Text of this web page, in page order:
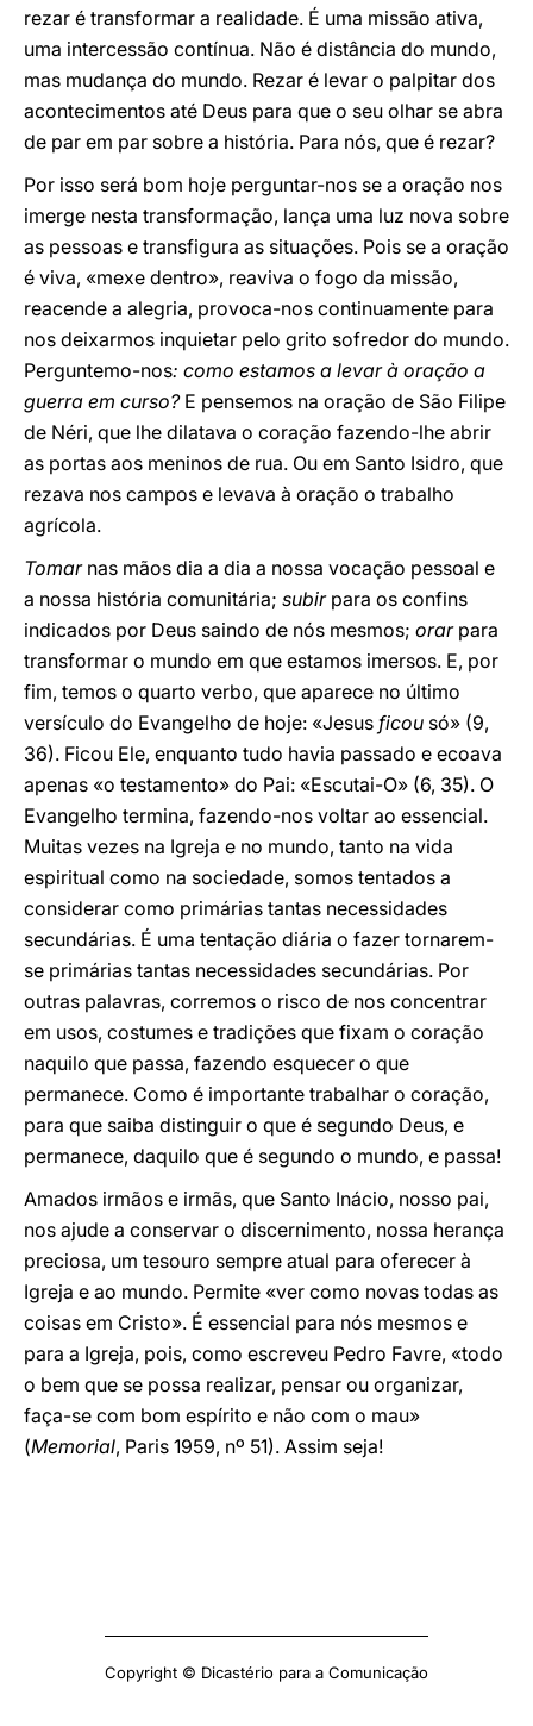
rezar é transformar a realidade. É uma missão ativa,
uma intercessão contínua. Não é distância do mundo,
mas mudança do mundo. Rezar é levar o palpitar dos
acontecimentos até Deus para que o seu olhar se abra
de par em par sobre a história. Para nós, que é rezar?
Por isso será bom hoje perguntar-nos se a oração nos
imerge nesta transformação, lança uma luz nova sobre
as pessoas e transfigura as situações. Pois se a oração
é viva, «mexe dentro», reaviva o fogo da missão,
reacende a alegria, provoca-nos continuamente para
nos deixarmos inquietar pelo grito sofredor do mundo.
Perguntemo-nos: como estamos a levar à oração a
guerra em curso?E pensemos na oração de São Filipe
de Néri, que lhe dilatava o coração fazendo-lhe abrir
as portas aos meninos de rua. Ou em Santo Isidro, que
rezava nos campos e levava à oração o trabalho
agrícola.
Tomarnas mãos dia a dia a nossa vocação pessoal e
a nossa história comunitária; subirpara os confins
indicados por Deus saindo de nós mesmos; orarpara
transformar o mundo em que estamos imersos. E, por
fim, temos o quarto verbo, que aparece no último
versículo do Evangelho de hoje: «Jesus ficou só» (9,
36). Ficou Ele, enquanto tudo havia passado e ecoava
apenas «o testamento» do Pai: «Escutai-O» (6, 35). O
Evangelho termina, fazendo-nos voltar ao essencial.
Muitas vezes na Igreja e no mundo, tanto na vida
espiritual como na sociedade, somos tentados a
considerar como primárias tantas necessidades
secundárias. É uma tentação diária o fazer tornarem-
se primárias tantas necessidades secundárias. Por
outras palavras, corremos o risco de nos concentrar
em usos, costumes e tradições que fixam o coração
naquilo que passa, fazendo esquecer o que
permanece. Como é importante trabalhar o coração,
para que saiba distinguir o que é segundo Deus, e
permanece, daquilo que é segundo o mundo, e passa!
Amados irmãos e irmãs, que Santo Inácio, nosso pai,
nos ajude a conservar o discernimento, nossa herança
preciosa, um tesouro sempre atual para oferecer à
Igreja e ao mundo. Permite «ver como novas todas as
coisas em Cristo». É essencial para nós mesmos e
para a Igreja, pois, como escreveu Pedro Favre, «todo
o bem que se possa realizar, pensar ou organizar,
faça-se com bom espírito e não com o mau»
(Memorial, Paris 1959, nº 51). Assim seja!
Copyright © Dicastério para a Comunicação